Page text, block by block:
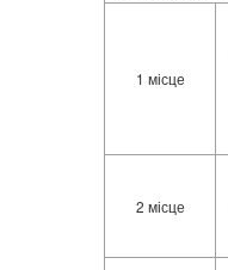
1 місце
2 місце